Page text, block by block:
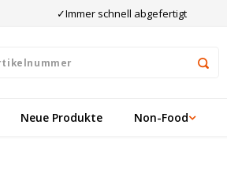
✓Immer schnell abgefertigt
Neue Produkte Non-Food